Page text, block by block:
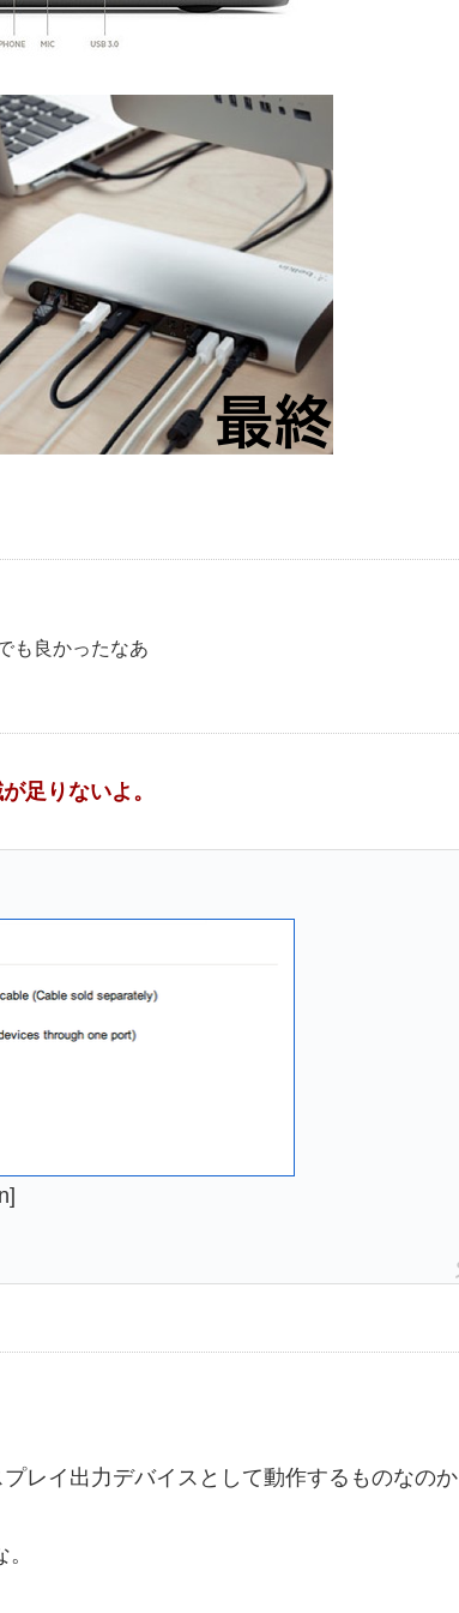
も良かったなあ
足りないよ。
レイ出力デバイスとして動作するものなのか